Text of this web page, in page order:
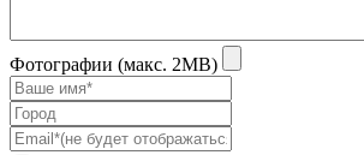
Фотографии (макс. 2MB)